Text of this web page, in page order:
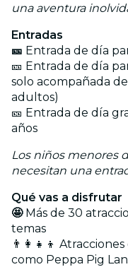
una aventura
Entradas
🎫 Entrada de día
🎫 Entrada de día
solo acompañada
adultos)
🎫 Entrada de día
años
Los niños menores
necesitan una
Qué vas a disfrutar
🤩Más de 30
temas
👨‍👩‍👧‍👦
como Peppa Pig